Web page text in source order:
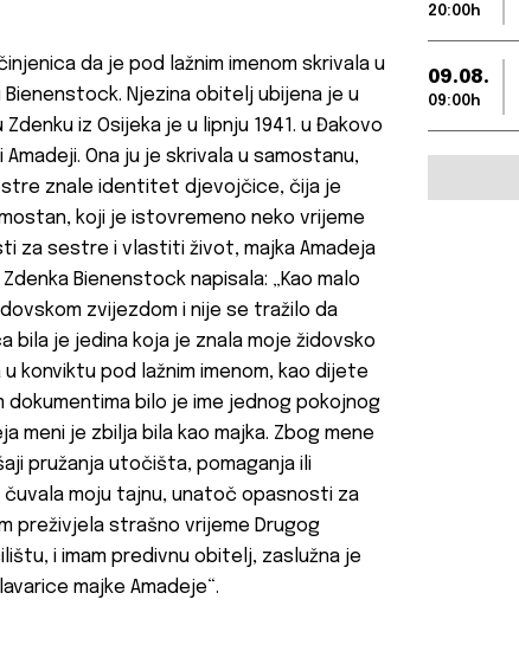
da je pod lažnim imenom skrivala u
Njezina obitelj ubijena je u
iz Osijeka je u lipnju 1941. u Đakovo
Ona ju je skrivala u samostanu,
znale identitet djevojčice, čija je
koji je istovremeno neko vrijeme
za sestre i vlastiti život, majka Amadeja
Bienenstock napisala: „Kao malo
zvijezdom i nije se tražilo da
bila je jedina koja je znala moje židovsko
konviktu pod lažnim imenom, kao dijete
dokumentima bilo je ime jednog pokojnog
meni je zbilja bila kao majka. Zbog mene
pružanja utočišta, pomaganja ili
čuvala moju tajnu, unatoč opasnosti za
preživjela strašno vrijeme Drugog
i imam predivnu obitelj, zaslužna je
majke Amadeje“.
20:00h
09.08.
09:00h